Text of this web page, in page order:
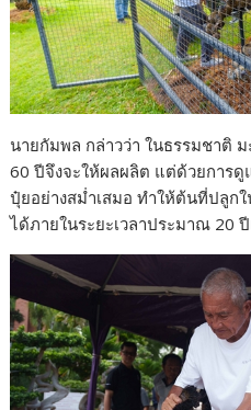
นายกัมพล กล่าวว่า ในธรรมชาติ ม
60 ปีจึงจะให้ผลผลิต แต่ด้วยการดู
ปุ๋ยอย่างสม่ำเสมอ ทำให้ต้นที่ปลูก
ได้ภายในระยะเวลาประมาณ 20